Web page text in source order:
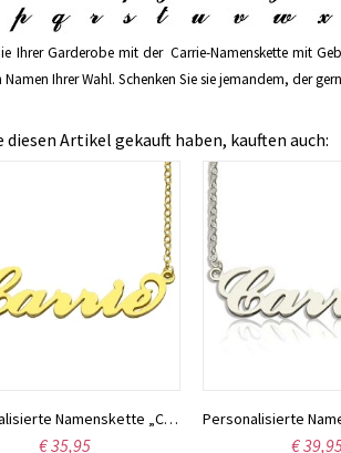
Ihrer Garderobe mit der Carrie-Namenskette mit
Ihrer Wahl. Schenken Sie sie jemandem, der
diesen Artikel gekauft haben, kauften auch:
Personalisierte Namenskette „Carrie“, 18 Karat vergoldet
€ 35,95 €